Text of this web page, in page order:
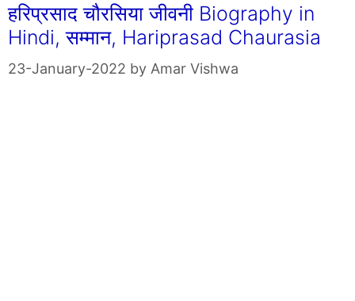
हरिप्रसाद चौरसिया जीवनी Biography in
Hindi, सम्मान, Hariprasad Chaurasia
23-January-2022 by Amar Vishwa